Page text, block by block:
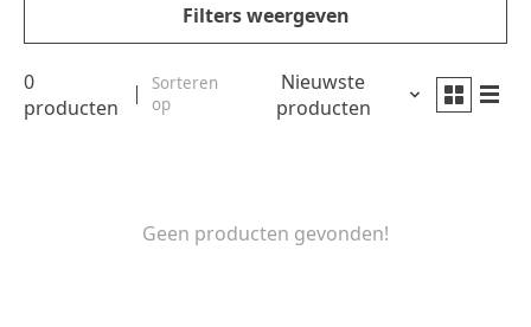
Filters weergeven
0
producten
Sorteren
op
Nieuwste
producten
Geen producten gevonden!